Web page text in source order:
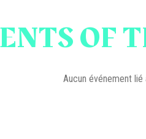
OF
Aucun événement